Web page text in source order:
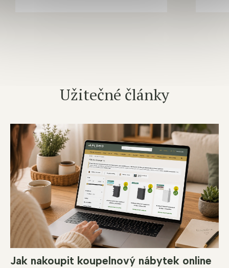
Užitečné články
Jak nakoupit koupelnový nábytek online